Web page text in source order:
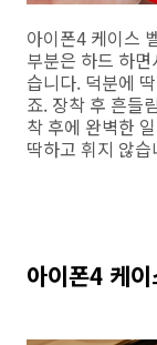
아이폰4 케이스
부분은 하드 하
습니다. 덕분에
죠. 장착 후 흔들
착 후에 완벽한
딱하고 휘지 않
아이폰4 케